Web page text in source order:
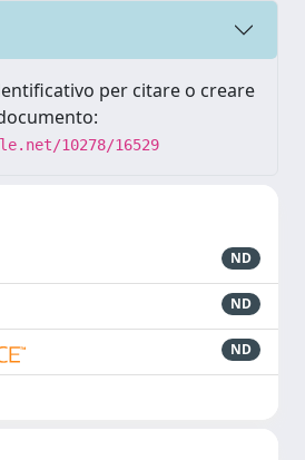
per citare o creare
10278/16529
ND
ND
ND